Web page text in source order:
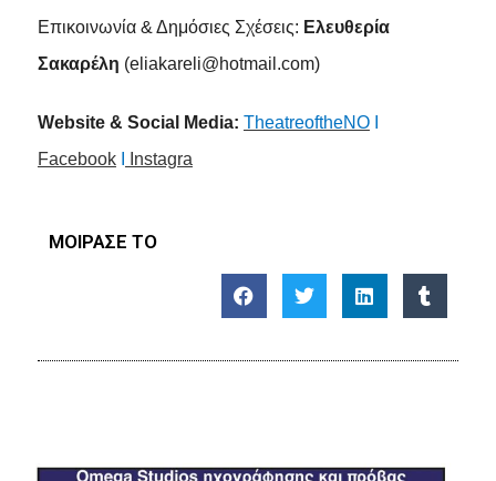
Επικοινωνία & Δημόσιες Σχέσεις: Ελευθερία
Σακαρέλη (eliakareli@hotmail .com)
Website & Social Media: TheatreoftheNOI
FacebookI Instagra
ΜΟΙΡΑΣΕ ΤΟ